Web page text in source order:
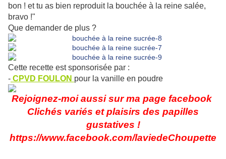
bon ! et tu as bien reproduit la bouchée à la reine salée,
bravo !"
Que demander de plus ?
Cette recette est sponsorisée par :
- CPVD FOULON pour la vanille en poudre
Rejoignez-moi aussi sur ma page facebook
Clichés variés et plaisirs des papilles
gustatives !
https://www.facebook.com/laviedeChoupette